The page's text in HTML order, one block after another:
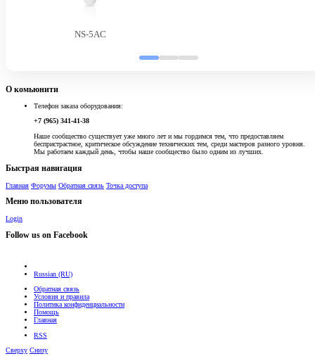
NS-5AC
О комьюнити
Телефон заказа оборудования:
+7 (965) 341-41-38
Наше сообщество существует уже много лет и мы гордимся тем, что предоставляем
беспристрастное, критическое обсуждение технических тем, среди мастеров разного уровня.
Мы работаем каждый день, чтобы наше сообщество было одним из лучших.
Быстрая навигация
Главная Форумы Обратная связь Точка доступа
Меню пользователя
Login
Follow us on Facebook
Russian (RU)
Обратная связь
Условия и правила
Политика конфиденциальности
Помощь
Главная
RSS
Сверху Снизу